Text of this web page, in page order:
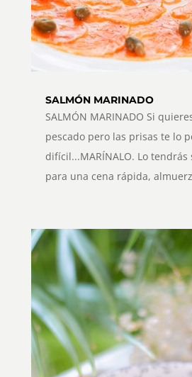
SALMÓN MARINADO
SALMÓN MARINADO Si
pescado pero las prisas te lo
difícil...MARÍNALO. Lo
para una cena rápida,